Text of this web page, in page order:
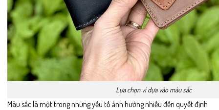
Lựa chọn ví dựa vào màu sắc
Màu sắc là một trong những yếu tố ảnh hưởng nhiều đến quyết định